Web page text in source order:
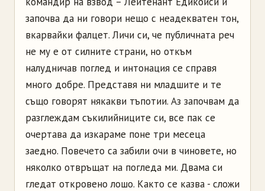
започва да ни говори нещо с неадекватен тон,
вкарвайки фалцет. Личи си, че публичната реч
не му е от силните страни, но откъм
налудничав поглед и интонация се справя
много добре. Представя ни младшите и те
също говорят някакви тъпотии. Аз започвам да
разглеждам съкилийниците си, все пак се
очертава да изкараме поне три месеца
заедно. Повечето са забили очи в чиновете, но
няколко отвръщат на погледа ми. Двама си
гледат откровено лошо. Както се казва - сложи